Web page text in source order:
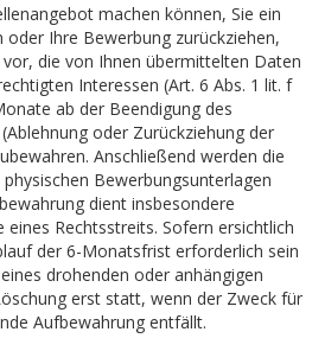
machen können, Sie ein
Ihre Bewerbung zurückziehen,
die von Ihnen übermittelten Daten
Interessen (Art. 6 Abs. 1 lit. f
ab der Beendigung des
oder Zurückziehung der
Anschließend werden die
Bewerbungsunterlagen
dient insbesondere
eines Rechtsstreits. Sofern ersichtlich
der 6-Monatsfrist erforderlich sein
drohenden oder anhängigen
erst statt, wenn der Zweck für
Aufbewahrung entfällt.